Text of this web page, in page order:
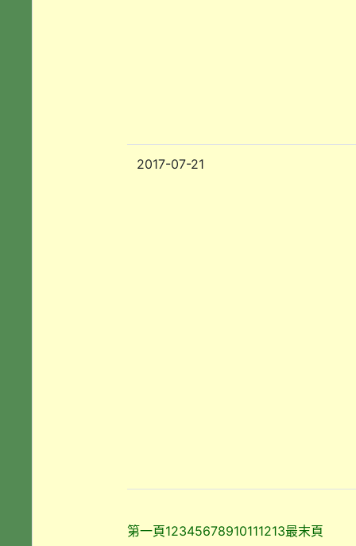
2017-07-21
第一頁12345678910111213最末頁